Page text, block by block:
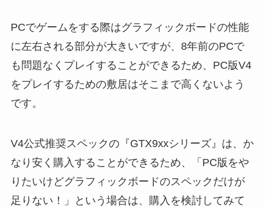
PCでゲームをする際はグラフィックボードの性能
に左右される部分が大きいですが、8年前のPCで
も問題なくプレイすることができるため、PC版V4
をプレイするための敷居はそこまで高くないよう
です。
V4公式推奨スペックの『GTX9xxシリーズ』は、か
なり安く購入することができるため、「PC版をや
りたいけどグラフィックボードのスペックだけが
足りない！」という場合は、購入を検討してみて